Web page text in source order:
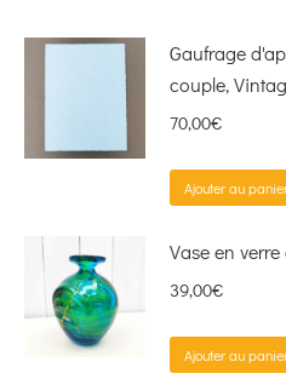
Gaufrage
couple,
70,00€
Ajouter au
Vase en
39,00€
Ajouter au